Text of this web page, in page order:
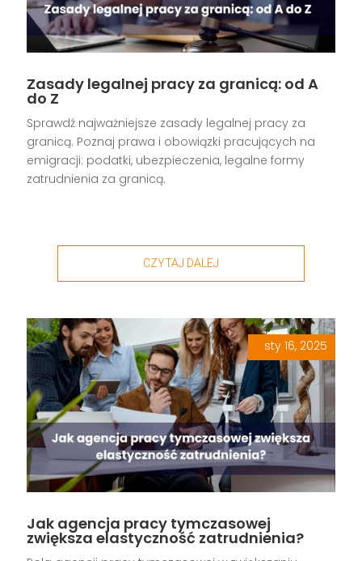
Zasady legalnej pracy za granicą: od A
do Z
Sprawdź najważniejsze zasady legalnej pracy za
granicą. Poznaj prawa i obowiązki pracujących na
emigracji: podatki, ubezpieczenia, legalne formy
zatrudnienia za granicą.
CZYTAJ DALEJ
Jak agencja pracy tymczasowej
zwiększa elastyczność zatrudnienia?
sty 16, 2025
|,,, ,